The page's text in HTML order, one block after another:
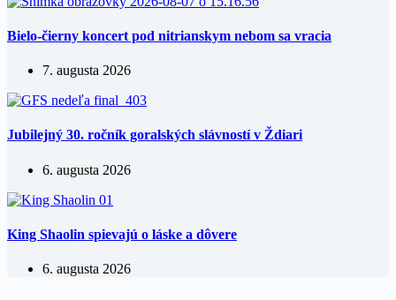
Bielo-čierny koncert pod nitrianskym nebom sa vracia
7. augusta 2026
Jubilejný 30. ročník goralských slávností v Ždiari
6. augusta 2026
King Shaolin spievajú o láske a dôvere
6. augusta 2026